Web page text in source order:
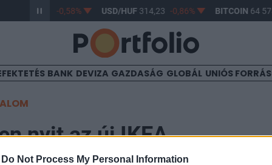
Do Not Process My Personal Information
363,30 -0,58% USD/HUF314,23 -0,86% BITCOIN64
BANK DEVIZA GAZDASÁG GLOBÁL UNIÓS
nyit az új IKEA